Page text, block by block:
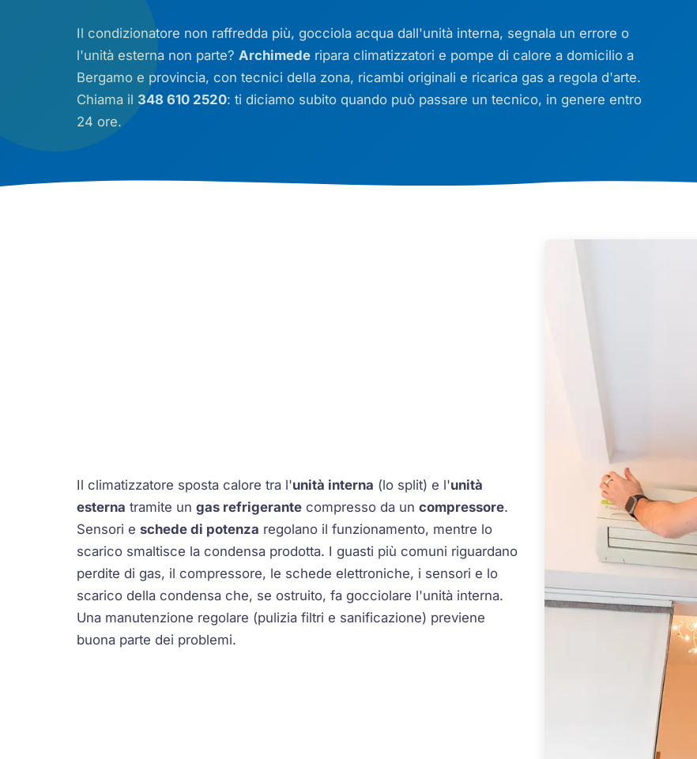
Il condizionatore non raffredda più, gocciola acqua dall'unità interna, segnala un errore o
l'unità esterna non parte?Archimede ripara climatizzatori e pompe di calore a domicilio a
Bergamo e provincia, con tecnici della zona, ricambi originali e ricarica gas a regola d'arte.
Chiama il 348 610 2520: ti diciamo subito quando può passare un tecnico, in genere entro
24 ore.
Il climatizzatore sposta calore tra l'unità interna (lo split) e l'unità
esterna tramite ungas refrigerante compresso da uncompressore.
Sensori eschede di potenza regolano il funzionamento, mentre lo
scarico smaltisce la condensa prodotta. I guasti più comuni riguardano
perdite di gas, il compressore, le schede elettroniche, i sensori e lo
scarico della condensa che, se ostruito, fa gocciolare l'unità interna.
Una manutenzione regolare (pulizia filtri e sanificazione) previene
buona parte dei problemi.